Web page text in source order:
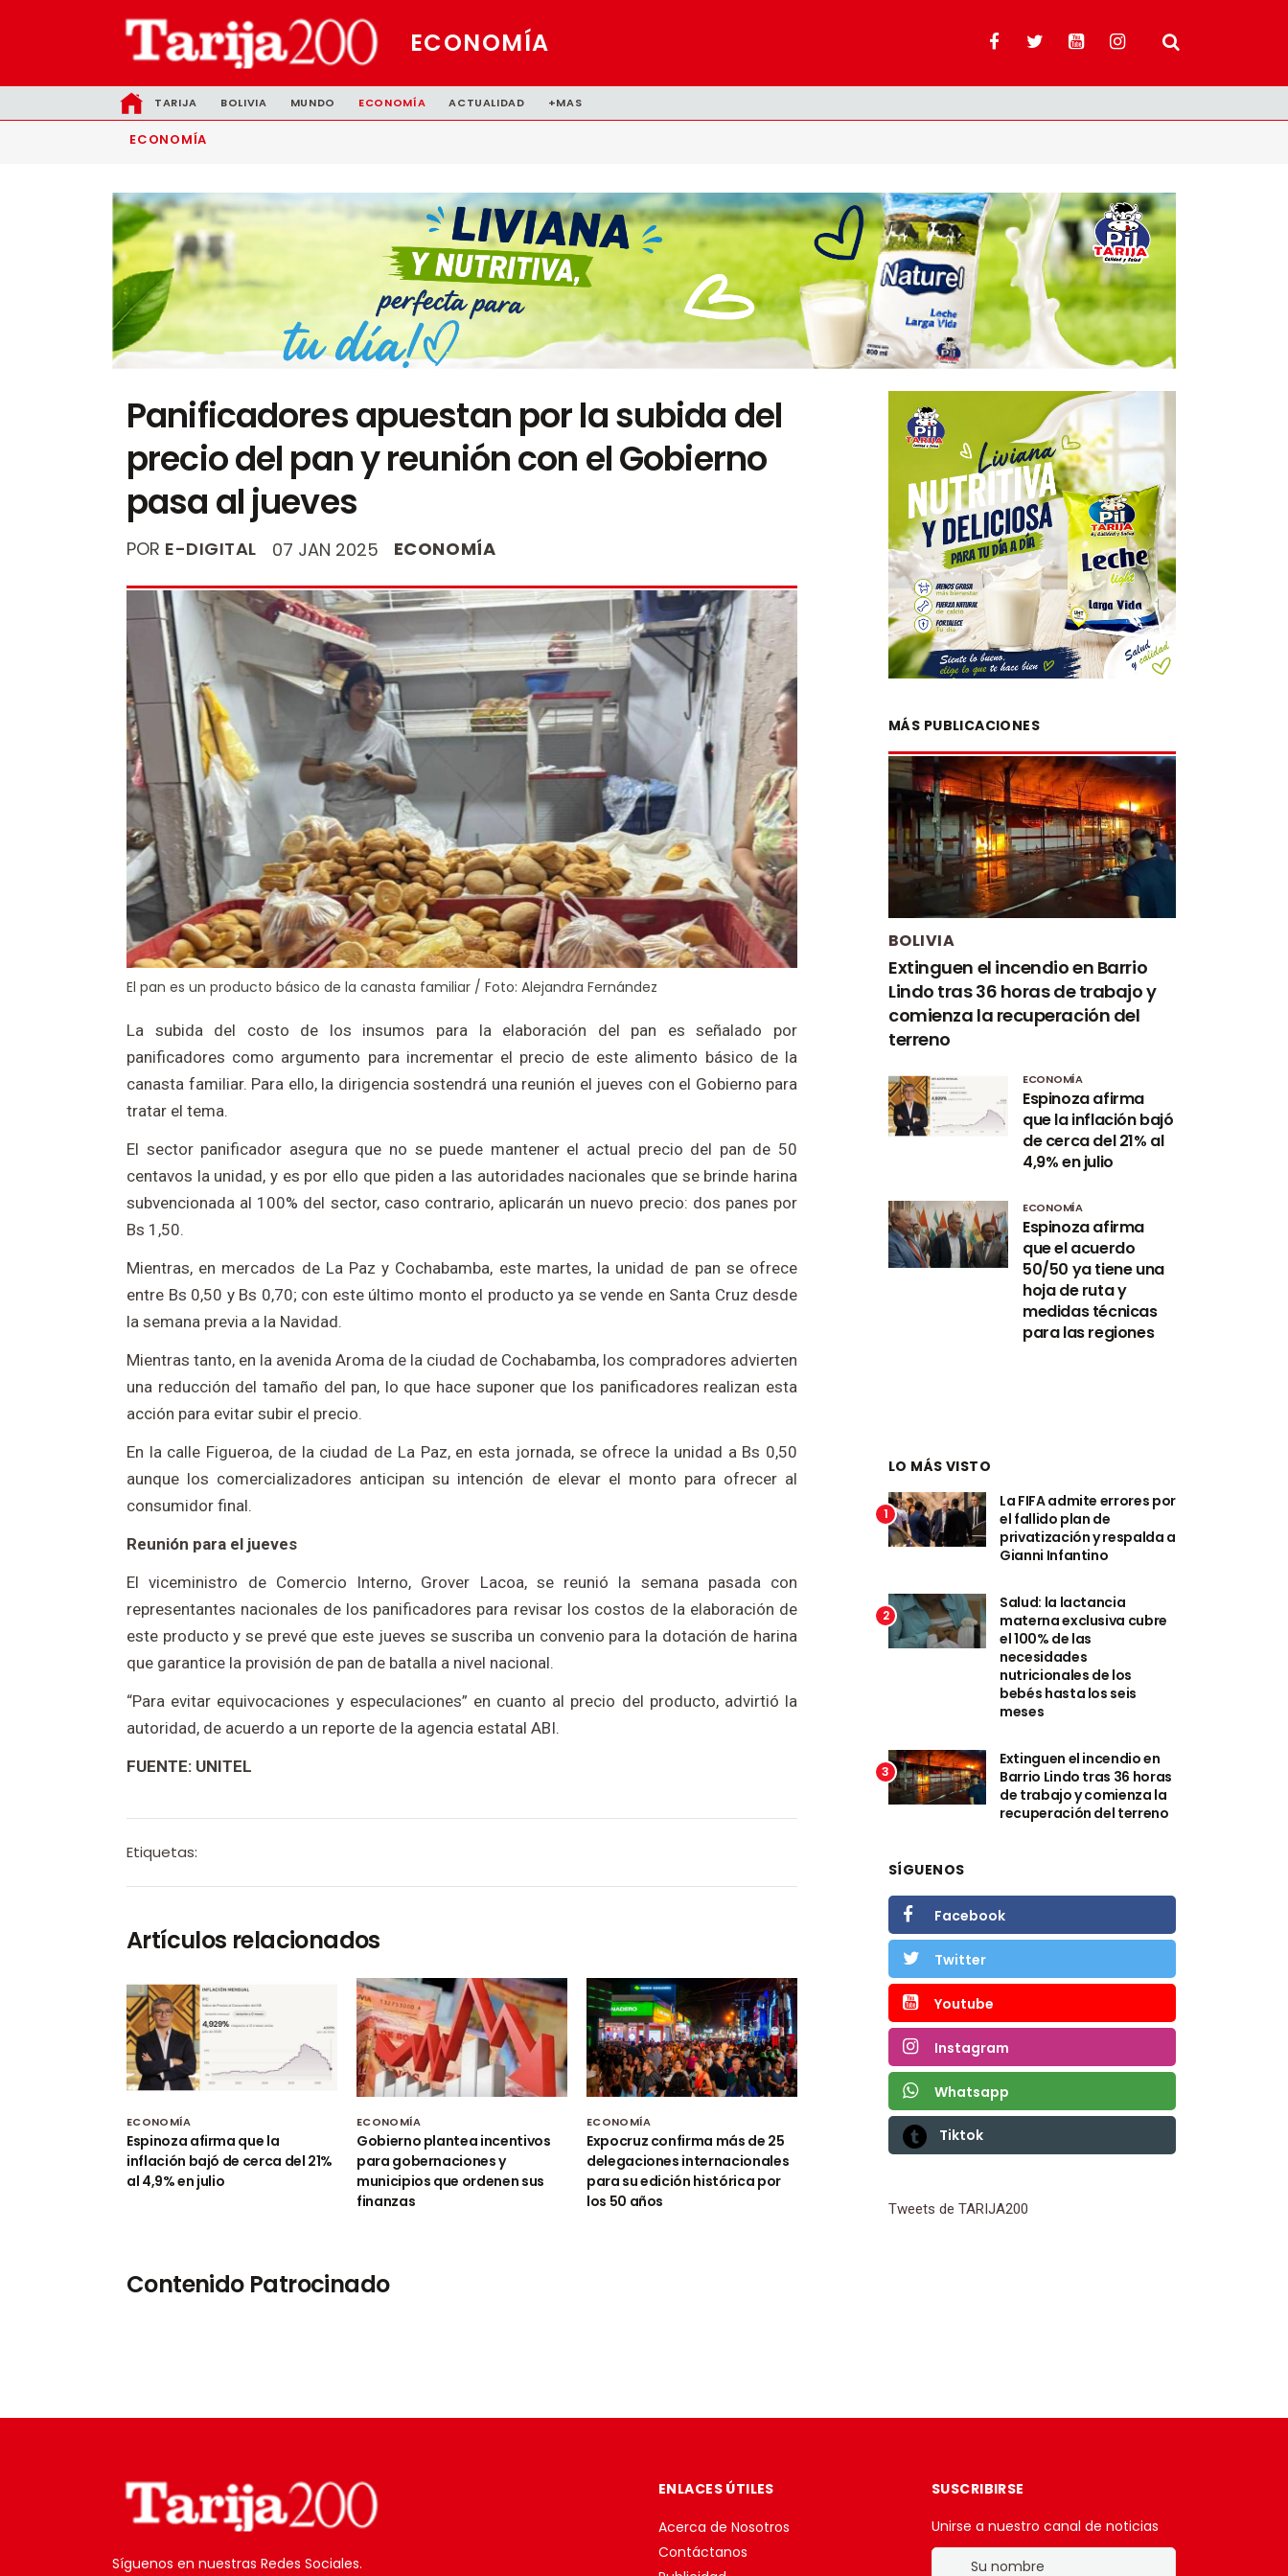
ECONOMÍA
TARIJA BOLIVIA MUNDO ECONOMÍA ACTUALIDAD +MAS
ECONOMÍA
Panificadores apuestan por la subida del
precio del pan y reunión con el Gobierno
pasa al jueves
POR E-DIGITAL 07 JAN 2025 ECONOMÍA
El pan es un producto básico de la canasta familiar / Foto: Alejandra Fernández
La subida del costo de los insumos para la elaboración del pan es señalado por
panificadores como argumento para incrementar el precio de este alimento básico de la
canasta familiar. Para ello, la dirigencia sostendrá una reunión el jueves con el Gobierno para
tratar el tema.
El sector panificador asegura que no se puede mantener el actual precio del pan de 50
centavos la unidad, y es por ello que piden a las autoridades nacionales que se brinde harina
subvencionada al 100% del sector, caso contrario, aplicarán un nuevo precio: dos panes por
Bs 1,50.
Mientras, en mercados de La Paz y Cochabamba, este martes, la unidad de pan se ofrece
entre Bs 0,50 y Bs 0,70; con este último monto el producto ya se vende en Santa Cruz desde
la semana previa a la Navidad.
Mientras tanto, en la avenida Aroma de la ciudad de Cochabamba, los compradores advierten
una reducción del tamaño del pan, lo que hace suponer que los panificadores realizan esta
acción para evitar subir el precio.
En la calle Figueroa, de la ciudad de La Paz, en esta jornada, se ofrece la unidad a Bs 0,50
aunque los comercializadores anticipan su intención de elevar el monto para ofrecer al
consumidor final.
Reunión para el jueves
El viceministro de Comercio Interno, Grover Lacoa, se reunió la semana pasada con
representantes nacionales de los panificadores para revisar los costos de la elaboración de
este producto y se prevé que este jueves se suscriba un convenio para la dotación de harina
que garantice la provisión de pan de batalla a nivel nacional.
“Para evitar equivocaciones y especulaciones” en cuanto al precio del producto, advirtió la
autoridad, de acuerdo a un reporte de la agencia estatal ABI.
FUENTE: UNITEL
Etiquetas:
Artículos relacionados
ECONOMÍA
Espinoza afirma que la
inflación bajó de cerca del 21%
al 4,9% en julio
ECONOMÍA
Gobierno plantea incentivos
para gobernaciones y
municipios que ordenen sus
finanzas
ECONOMÍA
Expocruz confirma más de 25
delegaciones internacionales
para su edición histórica por
los 50 años
Contenido Patrocinado
MÁS PUBLICACIONES
BOLIVIA
Extinguen el incendio en Barrio
Lindo tras 36 horas de trabajo y
comienza la recuperación del
terreno
ECONOMÍA
Espinoza afirma
que la inflación bajó
de cerca del 21% al
4,9% en julio
ECONOMÍA
Espinoza afirma
que el acuerdo
50/50 ya tiene una
hoja de ruta y
medidas técnicas
para las regiones
LO MÁS VISTO
1
La FIFA admite errores por
el fallido plan de
privatización y respalda a
Gianni Infantino
2
Salud: la lactancia
materna exclusiva cubre
el 100% de las
necesidades
nutricionales de los
bebés hasta los seis
meses
3
Extinguen el incendio en
Barrio Lindo tras 36 horas
de trabajo y comienza la
recuperación del terreno
SÍGUENOS
Facebook
Twitter
Youtube
Instagram
Whatsapp
Tiktok
Tweets de TARIJA200
Síguenos en nuestras Redes Sociales.
ENLACES ÚTILES
Acerca de Nosotros
Contáctanos
SUSCRIBIRSE
Unirse a nuestro canal de noticias